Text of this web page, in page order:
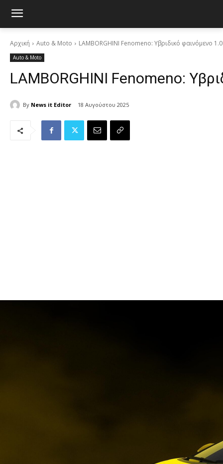
Αρχική Auto & Moto LAMBORGHINI Fenomeno: Υβριδικό φαινόμενο
Auto & Moto
LAMBORGHINI Fenomeno:
By News it Editor 18 Αυγούστου 2025